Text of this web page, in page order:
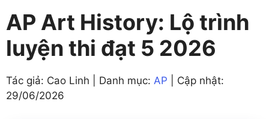
AP Art History: Lộ trình
luyện thi đạt 5 2026
Tác giả: Cao Linh | Danh mục: AP | Cập nhật:
29/06/2026